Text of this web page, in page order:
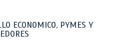
ECONOMICO, PYMES Y